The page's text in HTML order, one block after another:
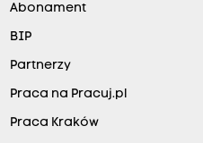
Abonament
BIP
Partnerzy
Praca na Pracuj.pl
Praca Kraków